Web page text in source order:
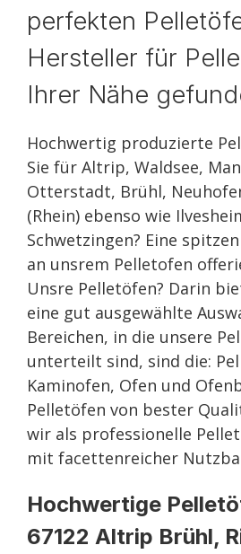
perfekten
Hersteller für
Ihrer Nähe
Hochwertig produzierte
Sie für Altrip, Waldsee,
Otterstadt, Brühl,
(Rhein) ebenso wie
Schwetzingen? Eine
an unsrem Pelletofen
Unsre Pelletöfen? Darin
eine gut ausgewählte
Bereichen, in die unsere
unterteilt sind, sind die:
Kaminofen, Ofen und
Pelletöfen von bester
wir als professionelle
mit facettenreicher
Hochwertige
67122 Altrip Brühl,